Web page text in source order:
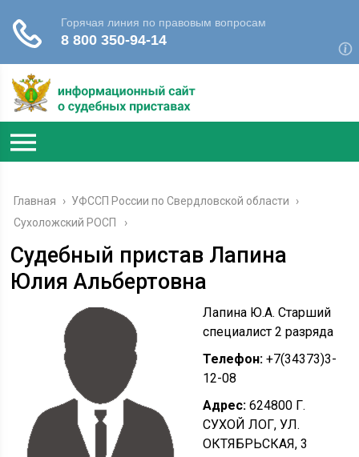
Главная › УФССП России по Свердловской области
›
Сухоложский РОСП
Судебный пристав Лапина
Юлия Альбертовна
Лапина Ю.А. Старший
специалист 2 разряда
Телефон: +7(34373)3-
12-08
Адрес: 624800 Г.
СУХОЙ ЛОГ, УЛ.
ОКТЯБРЬСКАЯ, 3